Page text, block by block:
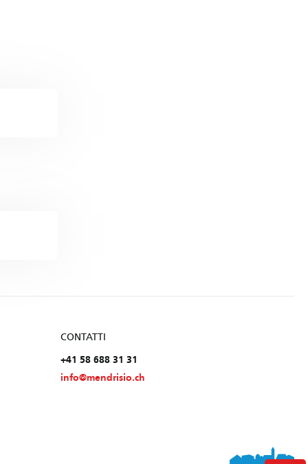
CONTATTI
+41 58 688 31 31
info@mendrisio.ch